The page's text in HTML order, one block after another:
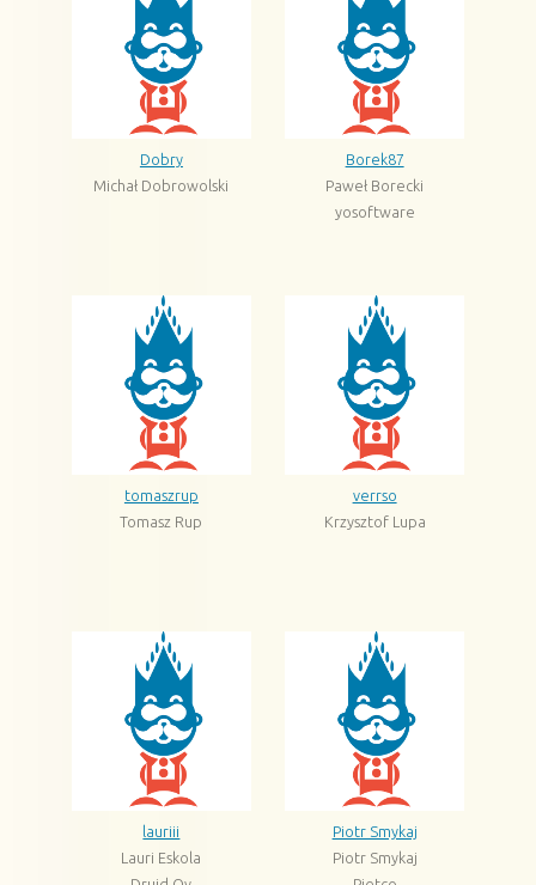
Dobry
Michał Dobrowolski
Borek87
Paweł Borecki
yosoftware
tomaszrup
Tomasz Rup
verrso
Krzysztof Lupa
lauriii
Lauri Eskola
Piotr Smykaj
Piotr Smykaj